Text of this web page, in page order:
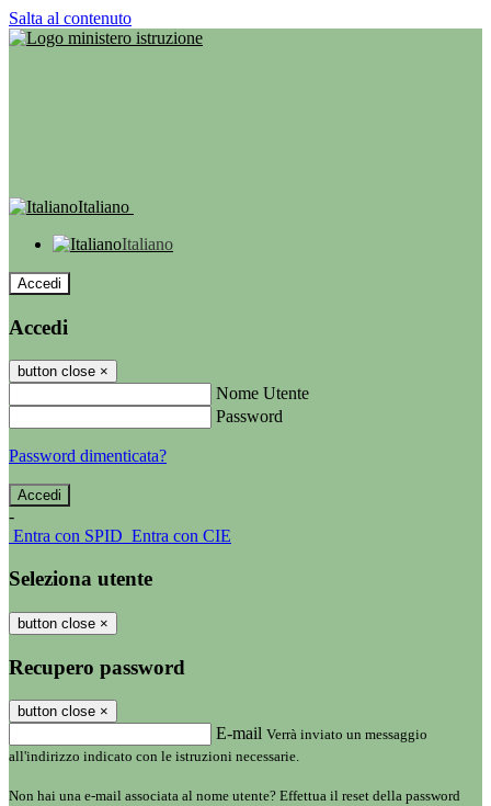
Salta al contenuto
Italiano
Italiano
Accedi
Accedi
button close ×
Nome Utente
Password
Password dimenticata?
-
Entra con SPID Entra con CIE
Seleziona utente
button close ×
Recupero password
button close ×
E-mail Verrà inviato un messaggio
all'indirizzo indicato con le istruzioni necessarie.
Non hai una e-mail associata al nome utente? Effettua il reset della password